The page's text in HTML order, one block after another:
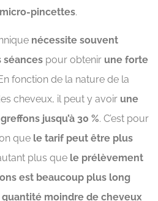
micro-pincettes.
nécessite souvent
séances pour obtenir une forte
fonction de la nature de la
cheveux, il peut y avoir une
jusqu’à 30 %. C’est pour
que le tarif peut être plus
plus que le prélèvement
est beaucoup plus long
quantité moindre de cheveux